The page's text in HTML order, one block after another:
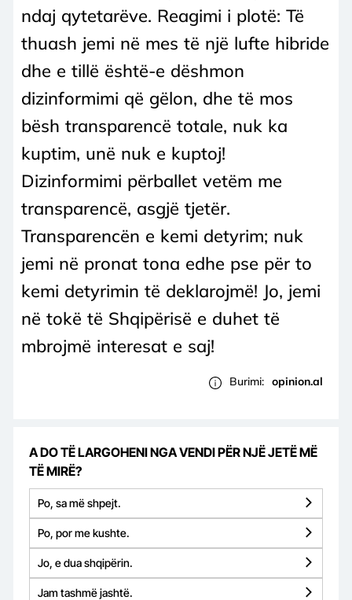
ndaj qytetarëve. Reagimi i plotë: Të
thuash jemi në mes të një lufte hibride
dhe e tillë është-e dëshmon
dizinformimi që gëlon, dhe të mos
bësh transparencë totale, nuk ka
kuptim, unë nuk e kuptoj!
Dizinformimi përballet vetëm me
transparencë, asgjë tjetër.
Transparencën e kemi detyrim; nuk
jemi në pronat tona edhe pse për to
kemi detyrimin të deklarojmë! Jo, jemi
në tokë të Shqipërisë e duhet të
mbrojmë interesat e saj!
Burimi: opinion.al
A DO TË LARGOHENI NGA VENDI PËR NJË JETË MË
TË MIRË?
Po, sa më shpejt.
Po, por me kushte.
Jo, e dua shqipërin.
Jam tashmë jashtë.